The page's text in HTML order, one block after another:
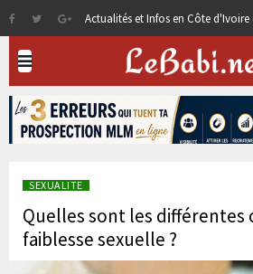
Actualités et Infos en Côte d'Ivoire
SEXUALITE
Quelles sont les différentes
faiblesse sexuelle ?